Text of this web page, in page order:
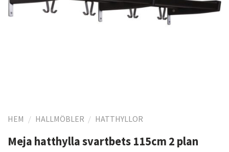
HEM / HALLMÖBLER / HATTHYLLOR
Meja hatthylla svartbets 115cm 2 plan